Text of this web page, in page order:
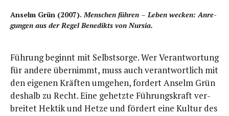
Anselm Grün (2007). Men­schen füh­ren – Leben wecken: Anre­
gun­gen aus der Regel Bene­dikts von Nursia.
Füh­rung beginnt mit Selbst­sor­ge. Wer Ver­ant­wor­tung
für ande­re über­nimmt, muss auch ver­ant­wort­lich mit
den eige­nen Kräf­ten umge­hen, for­dert Anselm Grün
des­halb zu Recht. Eine gehetz­te Füh­rungs­kraft ver­
brei­tet Hek­tik und Het­ze und för­dert eine Kul­tur des